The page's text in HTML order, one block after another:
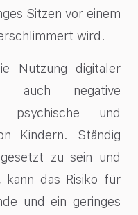
Sitzen vor einem
wird.
Nutzung digitaler
auch negative
psychische und
Kindern. Ständig
zu sein und
kann das Risiko für
und ein geringes